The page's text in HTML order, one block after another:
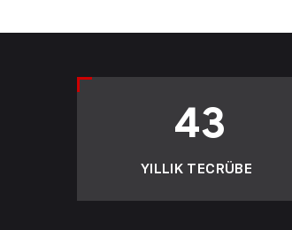
43
YILLIK TECRÜBE